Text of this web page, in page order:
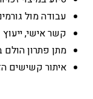
עבודה מול
קשר אישי,
מתן פתרון
איתור קשישים